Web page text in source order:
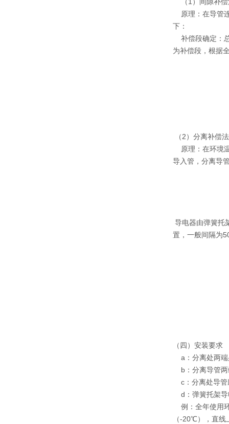
（1）间隙补偿
原理：在导管
下：
补偿段确定：
为补偿段，根据
（2）分离补偿法
原理：在环境
导入管，分离导
导电器由弹簧托
置，一般间隔为
（四）安装要求
a：分离处两端
b：分离导管两
c：分离处导管
d：弹簧托架导
例：全年使用
（-20℃），直